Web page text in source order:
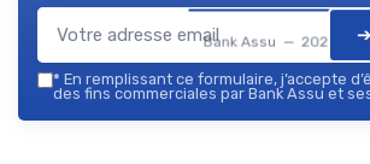
Bank Assu — 2026
* En remplissant ce formulaire, j’accepte
des fins commerciales par Bank Assu et